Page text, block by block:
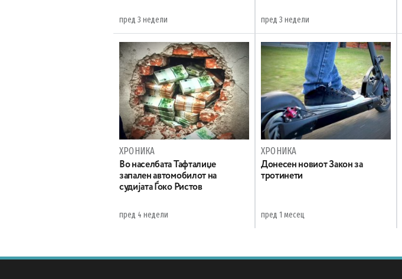
пред 3 недели пред 3 недели
ХРОНИКА
Во населбата Тафталиџе
запален автомобилот на
судијата Ѓоко Ристов
пред 4 недели
ХРОНИКА
Донесен новиот Закон за
тротинети
пред 1 месец